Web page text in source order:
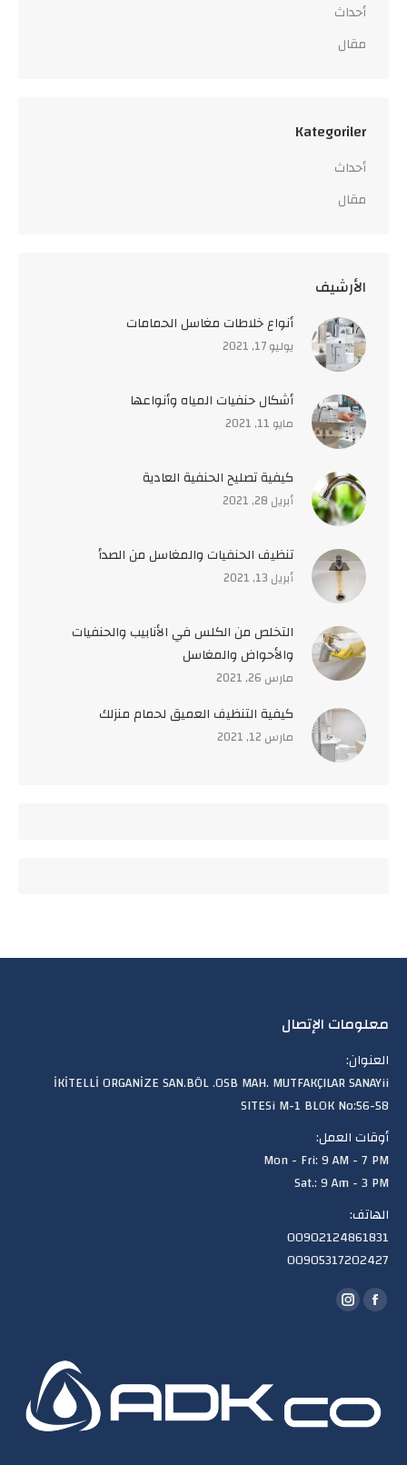
أحداث
مقال
Kategoriler
أحداث
مقال
اﻷرشيف
أنواع خلاطات مغاسل الحمامات
يوليو 17, 2021
أشكال حنفيات المياه وأنواعها
مايو 11, 2021
كيفية تصليح الحنفية العادية
أبريل 28, 2021
تنظيف الحنفيات والمغاسل من الصدأ
أبريل 13, 2021
التخلص من الكلس في الأنابيب والحنفيات
والأحواض والمغاسل
مارس 26, 2021
كيفية التنظيف العميق لحمام منزلك
مارس 12, 2021
معلومات الإتصال
العنوان:
İKİTELLİ ORGANİZE SAN.BÖL .OSB MAH. MUTFAKÇILAR SANAYii
SITESi M-1 BLOK No:56-58
أوقات العمل:
Mon - Fri: 9 AM - 7 PM
Sat.: 9 Am - 3 PM
الهاتف:
00902124861831
00905317202427
Find us on:
Facebook
new
window
Instagram
new
window